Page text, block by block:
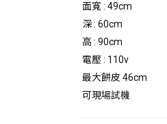
面寬 : 49cm
深 : 60cm
高 : 90cm
電壓 : 110v
最大餅皮 46cm
可現場試機